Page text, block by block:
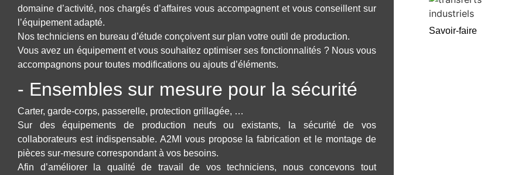
domaine d’activité, nos chargés d’affaires vous accompagnent et vous conseillent sur
l’équipement adapté.
Nos techniciens en bureau d’étude conçoivent sur plan votre outil de production.
Vous avez un équipement et vous souhaitez optimiser ses fonctionnalités ? Nous vous
accompagnons pour toutes modifications ou ajouts d’éléments.
- Ensembles sur mesure pour la sécurité
Carter, garde-corps, passerelle, protection grillagée, …
Sur des équipements de production neufs ou existants, la sécurité de vos
collaborateurs est indispensable. A2MI vous propose la fabrication et le montage de
pièces sur-mesure correspondant à vos besoins.
Afin d’améliorer la qualité de travail de vos techniciens, nous concevons tout
Savoir-faire